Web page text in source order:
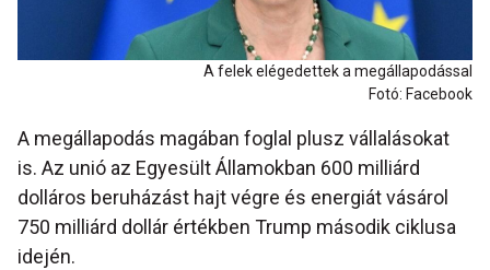
A felek elégedettek a megállapodással
Fotó: Facebook
A megállapodás magában foglal plusz vállalásokat
is. Az unió az Egyesült Államokban 600 milliárd
dolláros beruházást hajt végre és energiát vásárol
750 milliárd dollár értékben Trump második ciklusa
idején.